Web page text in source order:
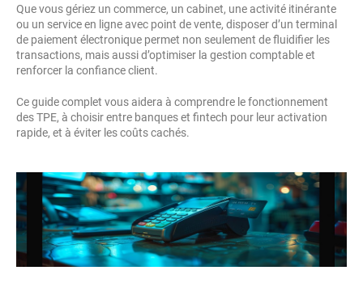
Que vous gériez un commerce, un cabinet, une activité itinérante
ou un service en ligne avec point de vente, disposer d’un terminal
de paiement électronique permet non seulement de fluidifier les
transactions, mais aussi d’optimiser la gestion comptable et
renforcer la confiance client.
Ce guide complet vous aidera à comprendre le fonctionnement
des TPE, à choisir entre banques et fintech pour leur activation
rapide, et à éviter les coûts cachés.